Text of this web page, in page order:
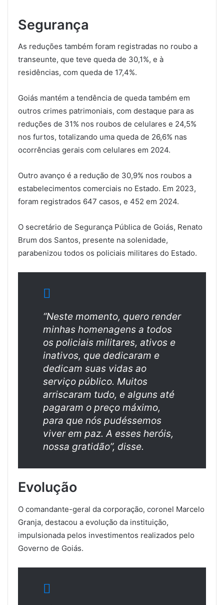
Segurança
As reduções também foram registradas no roubo a
transeunte, que teve queda de 30,1%, e à
residências, com queda de 17,4%.
Goiás mantém a tendência de queda também em
outros crimes patrimoniais, com destaque para as
reduções de 31% nos roubos de celulares e 24,5%
nos furtos, totalizando uma queda de 26,6% nas
ocorrências gerais com celulares em 2024.
Outro avanço é a redução de 30,9% nos roubos a
estabelecimentos comerciais no Estado. Em 2023,
foram registrados 647 casos, e 452 em 2024.
O secretário de Segurança Pública de Goiás, Renato
Brum dos Santos, presente na solenidade,
parabenizou todos os policiais militares do Estado.
“Neste momento, quero render
minhas homenagens a todos
os policiais militares, ativos e
inativos, que dedicaram e
dedicam suas vidas ao
serviço público. Muitos
arriscaram tudo, e alguns até
pagaram o preço máximo,
para que nós pudéssemos
viver em paz. A esses heróis,
nossa gratidão”, disse.
Evolução
O comandante-geral da corporação, coronel Marcelo
Granja, destacou a evolução da instituição,
impulsionada pelos investimentos realizados pelo
Governo de Goiás.